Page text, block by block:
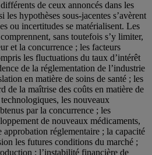
de ceux annoncés dans les
hypothèses sous-jacentes s’avèrent
ou incertitudes se matérialisent. Les
sans toutefois s’y limiter,
et la concurrence ; les facteurs
les fluctuations du taux d’intérêt
de la réglementation de l’industrie
en matière de soins de santé ; les
de la maîtrise des coûts en matière de
les nouveaux
par la concurrence ; les
de nouveaux médicaments,
approbation réglementaire ; la capacité
les futures conditions du marché ;
; l’instabilité financière de